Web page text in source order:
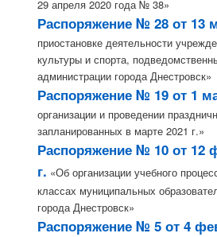
29 апреля 2020 года № 38»
Распоряжение № 28 от 13
приостановке деятельности
культуры и спорта,
администрации города Днестровск»
Распоряжение № 19 от 1
организации и проведении
запланированных в марте 2021 г.»
Распоряжение № 10 от 12
г. «Об организации учебного
классах муниципальных
города Днестровск»
Распоряжение № 5 от 4